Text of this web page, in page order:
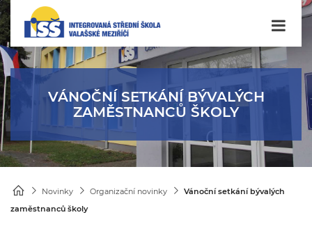
VÁNOČNÍ SETKÁNÍ BÝVALÝCH
ZAMĚSTNANCŮ ŠKOLY
Novinky Organizační novinky
Vánoční setkání bývalých
zaměstnanců školy